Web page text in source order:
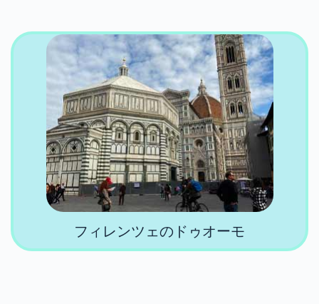
フィレンツェのドゥオーモ